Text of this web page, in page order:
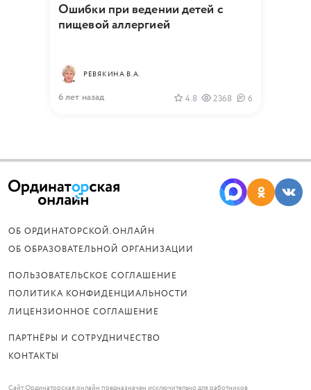
Ошибки при ведении детей с
пищевой аллергией
РЕВЯКИНА В.А.
6 лет назад 4.8 2368 6
ОБ ОРДИНАТОРСКОЙ.ОНЛАЙН
ОБ ОБРАЗОВАТЕЛЬНОЙ ОРГАНИЗАЦИИ
ПОЛЬЗОВАТЕЛЬСКОЕ СОГЛАШЕНИЕ
ПОЛИТИКА КОНФИДЕНЦИАЛЬНОСТИ
ЛИЦЕНЗИОННОЕ СОГЛАШЕНИЕ
ПАРТНЁРЫ И СОТРУДНИЧЕСТВО
КОНТАКТЫ